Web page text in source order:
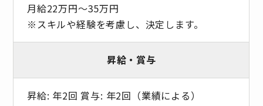
月給22万円～35万円
※スキルや経験を考慮し、決定します。
昇給・賞与
昇給: 年2回 賞与: 年2回（業績による）